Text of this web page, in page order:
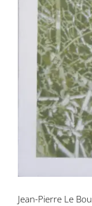
Jean-Pierre Le